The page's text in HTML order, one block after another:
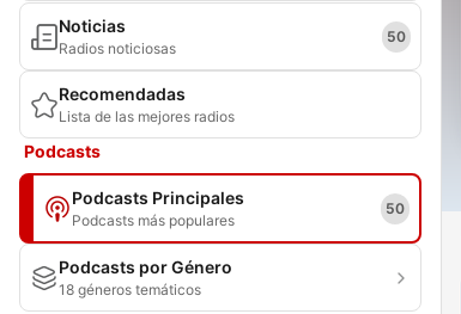
Noticias
Radios noticiosas
50
Recomendadas
Lista de las mejores radios
Podcasts
Podcasts Principales
Podcasts más populares
50
Podcasts por Género
18 géneros temáticos